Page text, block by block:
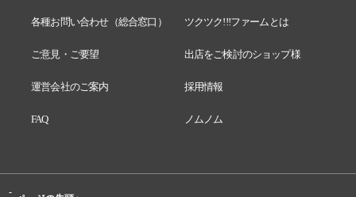
各種お問い合わせ（総合窓口） ツクツク!!!ファームとは
ご意見・ご要望 出店をご検討のショップ様
運営会社のご案内 採用情報
FAQ ノムノム
-